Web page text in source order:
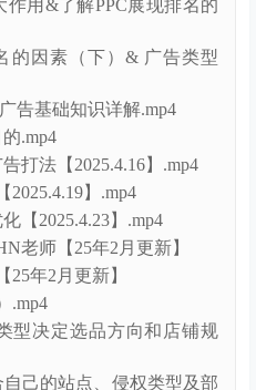
开启流程.mp4
及开启流程.mp4
.mp4
.mp4
及旗舰店讲解.mp4
QA、充分利用标签流
备工作 .mp4
】.mp4
析&亚马逊新算法Cosmo全